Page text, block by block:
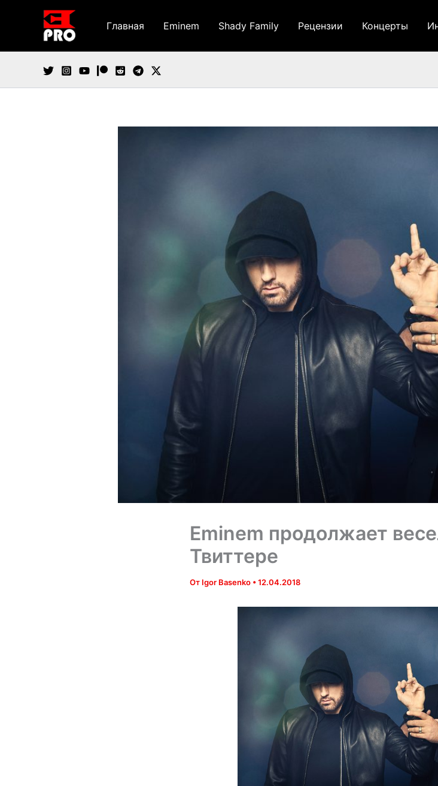
содержимому
Главная Eminem Shady Family Рецензии Концерты
Eminem продолжает
Твиттере
От Igor Basenko •12.04.2018